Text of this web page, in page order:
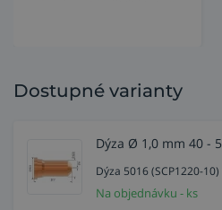
Dostupné varianty
Dýza Ø 1,0 mm 40 -
Dýza 5016 (SCP1220-
Na objednávku - ks